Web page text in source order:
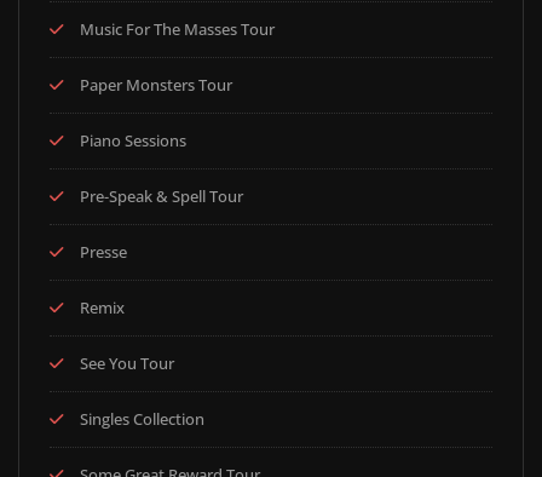
Music For The Masses Tour
Paper Monsters Tour
Piano Sessions
Pre-Speak & Spell Tour
Presse
Remix
See You Tour
Singles Collection